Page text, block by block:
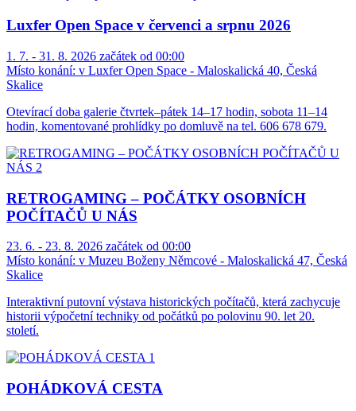
Luxfer Open Space v červenci a srpnu 2026
1. 7. - 31. 8. 2026 začátek od 00:00
Místo konání: v Luxfer Open Space - Maloskalická 40, Česká
Skalice
Otevírací doba galerie čtvrtek–pátek 14–17 hodin, sobota 11–14
hodin, komentované prohlídky po domluvě na tel. 606 678 679.
RETROGAMING – POČÁTKY OSOBNÍCH
POČÍTAČŮ U NÁS
23. 6. - 23. 8. 2026 začátek od 00:00
Místo konání: v Muzeu Boženy Němcové - Maloskalická 47, Česká
Skalice
Interaktivní putovní výstava historických počítačů, která zachycuje
historii výpočetní techniky od počátků po polovinu 90. let 20.
století.
POHÁDKOVÁ CESTA